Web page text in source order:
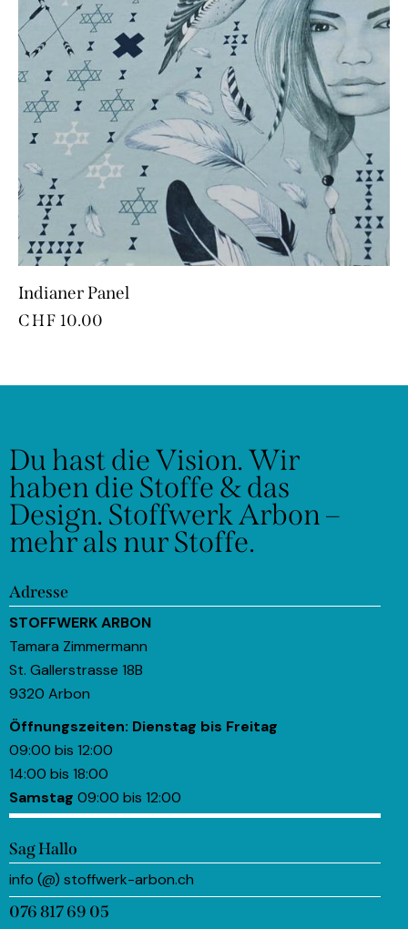
Indianer Panel
CHF 10.00
Du hast die Vision.Wir
haben die Stoffe & das
Design. Stoffwerk Arbon –
mehr als nur Stoffe.
Adresse
STOFFWERK ARBON
Tamara Zimmermann
St. Gallerstrasse 18B
9320 Arbon
Öffnungszeiten: Dienstag bis Freitag
09:00 bis 12:00
14:00 bis 18:00
Samstag 09:00 bis 12:00
Sag Hallo
info (@) stoffwerk-arbon.ch
076 817 69 05